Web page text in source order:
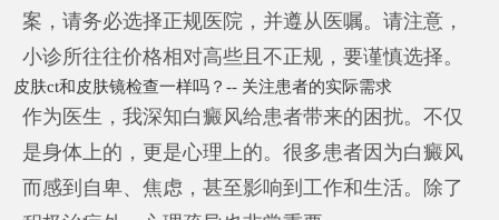
案，请务必选择正规医院，并遵从医嘱。请注意，
小诊所往往价格相对高些且不正规，要谨慎选择。
皮肤ct和皮肤镜检查一样吗？-- 关注患者的实际需求
作为医生，我深知白癜风给患者带来的困扰。不仅
是身体上的，更是心理上的。很多患者因为白癜风
而感到自卑、焦虑，甚至影响到工作和生活。除了